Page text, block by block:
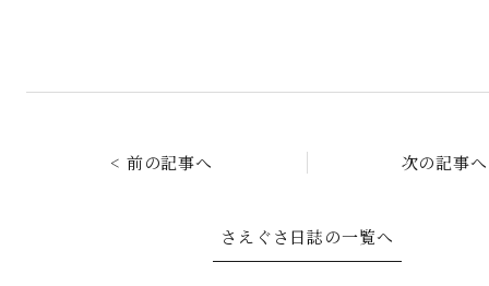
< 前の記事へ 次の記事
さえぐさ日誌の一覧へ